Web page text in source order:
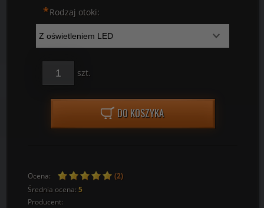
*Rodzaj otoki:
szt.
DO KOSZYKA
Ocena:
(2)
Średnia ocena: 5
Producent: